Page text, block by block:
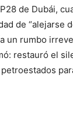
de Dubái,
de “alejarse
un rumbo
restauró el